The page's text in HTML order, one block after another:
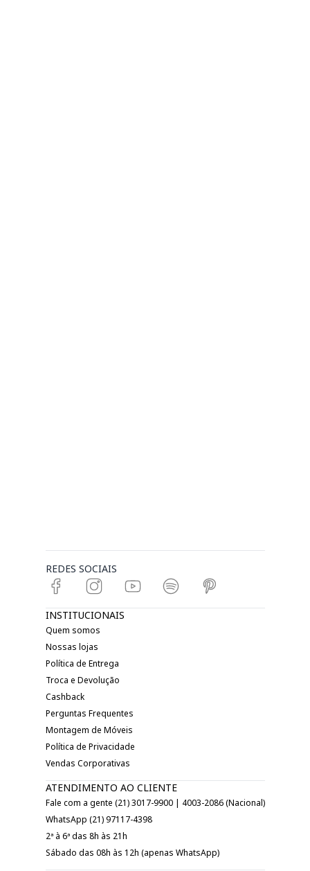
REDES SOCIAIS
INSTITUCIONAIS
Quem somos
Nossas lojas
Política de Entrega
Troca e Devolução
Cashback
Perguntas Frequentes
Montagem de Móveis
Política de Privacidade
Vendas Corporativas
ATENDIMENTO AO CLIENTE
Fale com a gente (21) 3017-9900 | 4003-2086 (Nacional)
WhatsApp (21) 97117-4398
2ª à 6ª das 8h às 21h
Sábado das 08h às 12h (apenas WhatsApp)